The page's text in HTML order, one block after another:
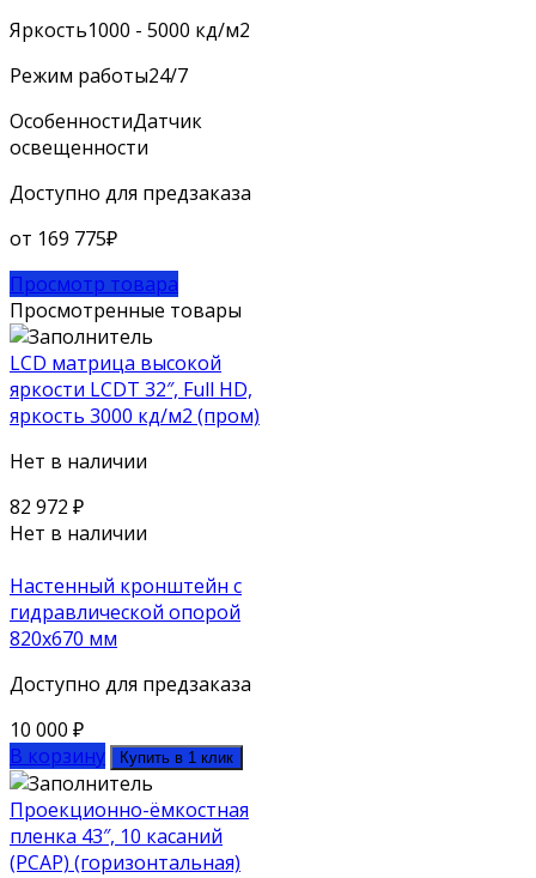
Яркость1000 - 5000 кд/м2
Режим работы24/7
ОсобенностиДатчик
освещенности
Доступно для предзаказа
от 169 775₽
Просмотр товара
Просмотренные товары
LCD матрица высокой
яркости LCDT 32″, Full HD,
яркость 3000 кд/м2 (пром)
Нет в наличии
82 972 ₽
Нет в наличии
Настенный кронштейн с
гидравлической опорой
820х670 мм
Доступно для предзаказа
10 000 ₽
В корзину
Купить в 1 клик
Проекционно-ёмкостная
пленка 43″, 10 касаний
(PCAP) (горизонтальная)